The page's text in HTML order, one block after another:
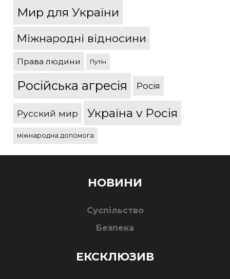
Мир для України
Міжнародні відносини
Права людини Путін
Російська агресія Росія
Русский мир Україна v Росія
міжнародна допомога
НОВИНИ
Суспільство
Безпека
ЕКСКЛЮЗИВ